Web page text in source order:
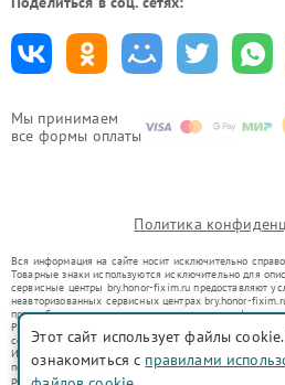
Мы принимаем
все формы оплаты
Политика
Вся информация на сайте носит исключительно
Товарные знаки используются исключительно для
сервисные центры bry.honor-fixim.ru предоставляют
неавторизованных сервисных центрах bry.honor-
правообладателями товарных знаков или их
Ремонт осуществляется для устройств, уже введенных
со статьей 1487 ГК РФ.
Использование товарных знаков не преследует цели
потребителей в заблуждение, а служит для
ремонту техники указанных брендов.
Этот сайт использует файлы
ознакомиться с правилами